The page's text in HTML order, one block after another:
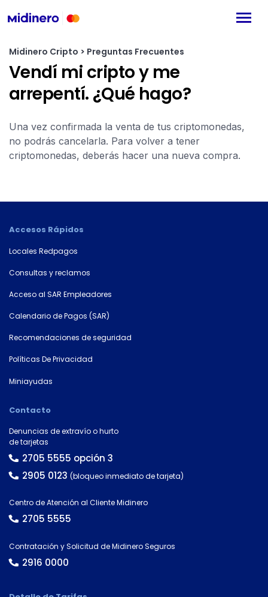
×
Consultá
tu
número
de
cuenta
de
Midinero Cripto > Preguntas Frecuentes
Vendí mi cripto y me
arrepentí. ¿Qué hago?
Una vez confirmada la venta de tus criptomonedas,
no podrás cancelarla. Para volver a tener
criptomonedas, deberás hacer una nueva compra.
Accesos Rápidos
Locales Redpagos
Consultas y reclamos
Acceso al SAR Empleadores
Calendario de Pagos (SAR)
Recomendaciones de seguridad
Políticas De Privacidad
Miniayudas
Contacto
Denuncias de extravío o hurto
de tarjetas
2705 5555 opción 3
2905 0123 (bloqueo inmediato de tarjeta)
Centro de Atención al Cliente Midinero
2705 5555
Contratación y Solicitud de Midinero Seguros
2916 0000